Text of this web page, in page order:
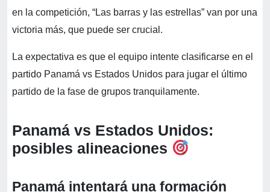
en la competición, “Las barras y las estrellas” van por una
victoria más, que puede ser crucial.
La expectativa es que el equipo intente clasificarse en el
partido Panamá vs Estados Unidos para jugar el último
partido de la fase de grupos tranquilamente.
Panamá vs Estados Unidos:
posibles alineaciones
Panamá intentará una formación